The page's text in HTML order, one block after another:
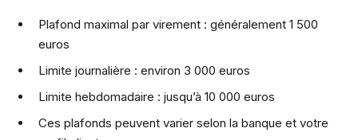
Plafond maximal par virement : généralement 1 500
euros
Limite journalière : environ 3 000 euros
Limite hebdomadaire : jusqu’à 10 000 euros
Ces plafonds peuvent varier selon la banque et votre